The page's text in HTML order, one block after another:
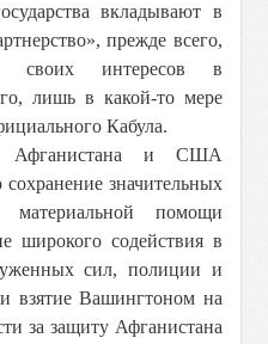
вкладывают в
прежде всего,
своих интересов в
лишь в какой-то мере
Кабула.
Афганистана и США
сохранение значительных
помощи
широкого содействия в
сил, полиции и
взятие Вашингтоном на
за защиту Афганистана